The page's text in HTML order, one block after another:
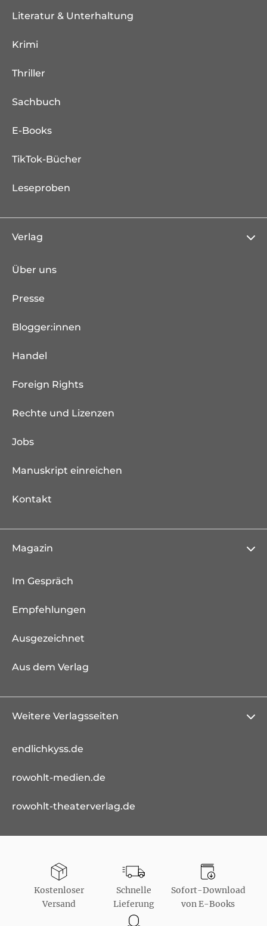
Literatur & Unterhaltung
Krimi
Thriller
Sachbuch
E-Books
TikTok-Bücher
Leseproben
Verlag
Über uns
Presse
Blogger:innen
Handel
Foreign Rights
Rechte und Lizenzen
Jobs
Manuskript einreichen
Kontakt
Magazin
Im Gespräch
Empfehlungen
Ausgezeichnet
Aus dem Verlag
Weitere Verlagsseiten
endlichkyss.de
rowohlt-medien.de
rowohlt-theaterverlag.de
Kostenloser
Versand
Schnelle
Lieferung
Sofort-Download
von E-Books